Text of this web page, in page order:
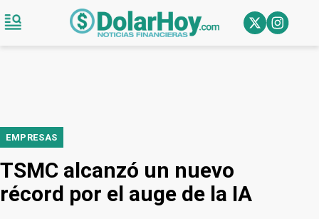
EMPRESAS
TSMC alcanzó un nuevo
récord por el auge de la IA